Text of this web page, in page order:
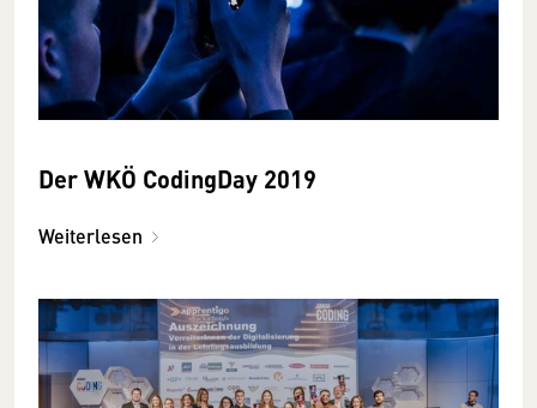
Der WKÖ CodingDay 2019
Weiterlesen